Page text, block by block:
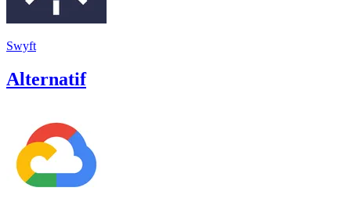
Swyft
Alternatif